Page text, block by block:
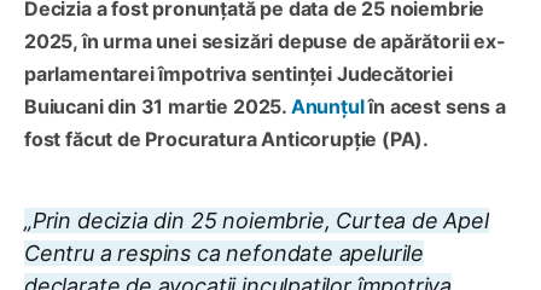
Decizia a fost pronunțată pe data de 25 noiembrie
2025, în urma unei sesizări depuse de apărătorii ex-
parlamentarei împotriva sentinței Judecătoriei
Buiucani din 31 martie 2025.Anunțulîn acest sens a
fost făcut de Procuratura Anticorupție (PA).
„Prin decizia din 25 noiembrie, Curtea de Apel
Centru a respins ca nefondate apelurile